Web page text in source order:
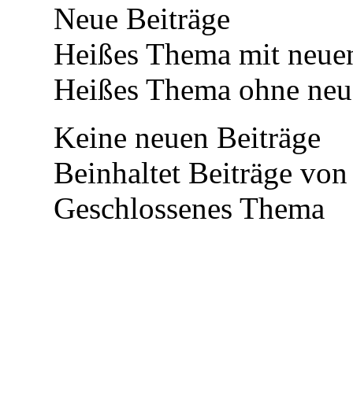
Neue Beiträge
Heißes Thema mit
Heißes Thema ohne
Keine neuen Beiträge
Beinhaltet Beiträge
Geschlossenes Thema